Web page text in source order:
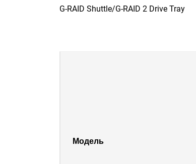
G-RAID Shuttle/G-RAID 2 Drive Tray
Модель